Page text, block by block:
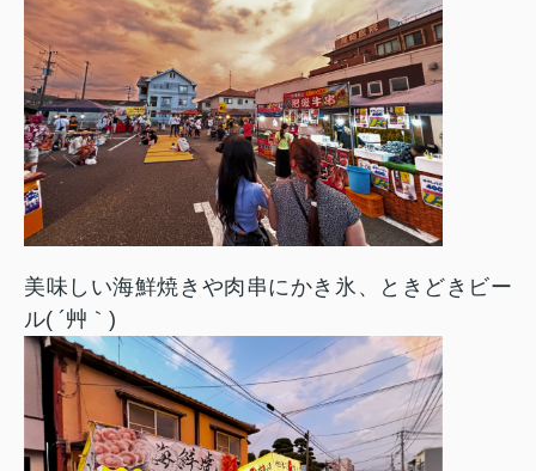
美味しい海鮮焼きや肉串にかき氷、ときどきビー
ル( ´艸｀)